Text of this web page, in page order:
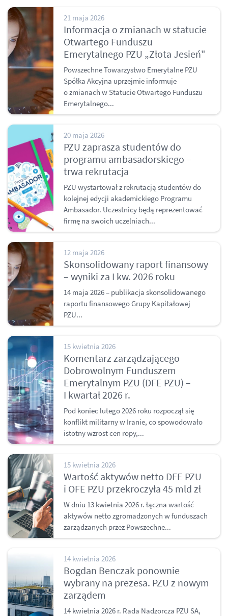
21 maja 2026
Informacja o zmianach w statucie
Otwartego Funduszu
Emerytalnego PZU „Złota Jesień"
Powszechne Towarzystwo Emerytalne PZU
Spółka Akcyjna uprzejmie informuje
o zmianach w Statucie Otwartego Funduszu
Emerytalnego...
20 maja 2026
PZU zaprasza studentów do
programu ambasadorskiego –
trwa rekrutacja
PZU wystartował z rekrutacją studentów do
kolejnej edycji akademickiego Programu
Ambasador. Uczestnicy będą reprezentować
firmę na swoich uczelniach...
12 maja 2026
Skonsolidowany raport finansowy
– wyniki za I kw. 2026 roku
14 maja 2026 – publikacja skonsolidowanego
raportu finansowego Grupy Kapitałowej
PZU...
15 kwietnia 2026
Komentarz zarządzającego
Dobrowolnym Funduszem
Emerytalnym PZU (DFE PZU) –
I kwartał 2026 r.
Pod koniec lutego 2026 roku rozpoczął się
konflikt militarny w Iranie, co spowodowało
istotny wzrost cen ropy,...
15 kwietnia 2026
Wartość aktywów netto DFE PZU
i OFE PZU przekroczyła 45 mld zł
W dniu 13 kwietnia 2026 r. łączna wartość
aktywów netto zgromadzonych w funduszach
zarządzanych przez Powszechne...
14 kwietnia 2026
Bogdan Benczak ponownie
wybrany na prezesa. PZU z nowym
zarządem
14 kwietnia 2026 r. Rada Nadzorcza PZU SA,